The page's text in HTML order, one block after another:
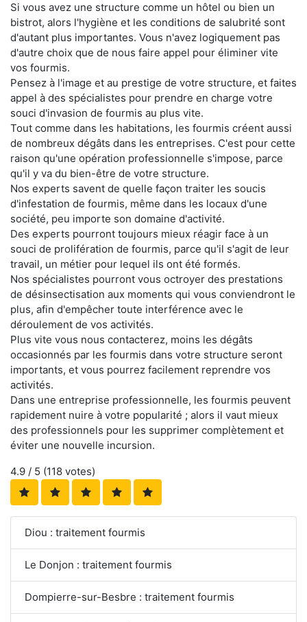
Si vous avez une structure comme un hôtel ou bien un
bistrot, alors l'hygiène et les conditions de salubrité sont
d'autant plus importantes. Vous n'avez logiquement pas
d'autre choix que de nous faire appel pour éliminer vite
vos fourmis.
Pensez à l'image et au prestige de votre structure, et faites
appel à des spécialistes pour prendre en charge votre
souci d'invasion de fourmis au plus vite.
Tout comme dans les habitations, les fourmis créent aussi
de nombreux dégâts dans les entreprises. C'est pour cette
raison qu'une opération professionnelle s'impose, parce
qu'il y va du bien-être de votre structure.
Nos experts savent de quelle façon traiter les soucis
d'infestation de fourmis, même dans les locaux d'une
société, peu importe son domaine d'activité.
Des experts pourront toujours mieux réagir face à un
souci de prolifération de fourmis, parce qu'il s'agit de leur
travail, un métier pour lequel ils ont été formés.
Nos spécialistes pourront vous octroyer des prestations
de désinsectisation aux moments qui vous conviendront le
plus, afin d'empêcher toute interférence avec le
déroulement de vos activités.
Plus vite vous nous contacterez, moins les dégâts
occasionnés par les fourmis dans votre structure seront
importants, et vous pourrez facilement reprendre vos
activités.
Dans une entreprise professionnelle, les fourmis peuvent
rapidement nuire à votre popularité ; alors il vaut mieux
des professionnels pour les supprimer complètement et
éviter une nouvelle incursion.
4.9 / 5 (118 votes)
Diou : traitement fourmis
Le Donjon : traitement fourmis
Dompierre-sur-Besbre : traitement fourmis